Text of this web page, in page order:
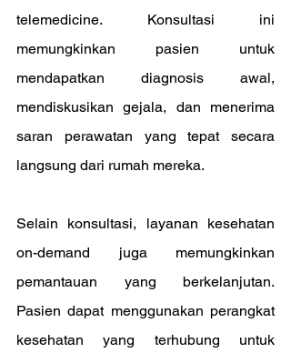
telemedicine. Konsultasi ini
memungkinkan pasien untuk
mendapatkan diagnosis awal,
mendiskusikan gejala, dan menerima
saran perawatan yang tepat secara
langsung dari rumah mereka.
Selain konsultasi, layanan kesehatan
on-demand juga memungkinkan
pemantauan yang berkelanjutan.
Pasien dapat menggunakan perangkat
kesehatan yang terhubung untuk